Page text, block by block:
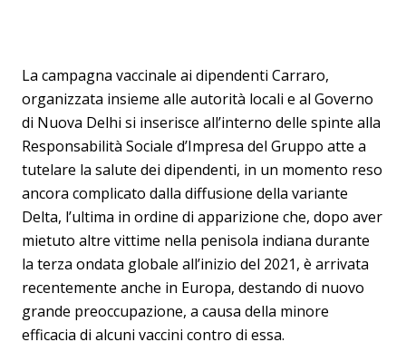
La campagna vaccinale ai dipendenti Carraro,
organizzata insieme alle autorità locali e al Governo
di Nuova Delhi si inserisce all’interno delle spinte alla
Responsabilità Sociale d’Impresa del Gruppo atte a
tutelare la salute dei dipendenti, in un momento reso
ancora complicato dalla diffusione della variante
Delta, l’ultima in ordine di apparizione che, dopo aver
mietuto altre vittime nella penisola indiana durante
la terza ondata globale all’inizio del 2021, è arrivata
recentemente anche in Europa, destando di nuovo
grande preoccupazione, a causa della minore
efficacia di alcuni vaccini contro di essa.